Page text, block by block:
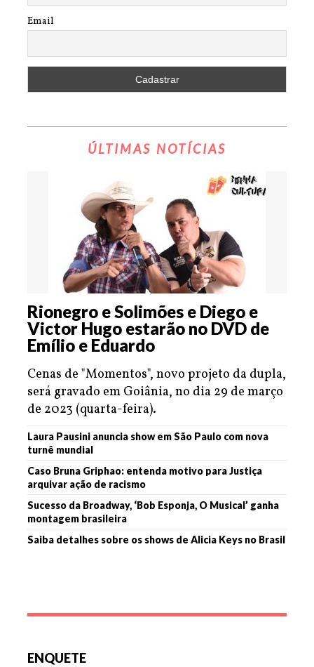
Email
ÚLTIMAS NOTÍCIAS
Rionegro e Solimões e Diego e
Victor Hugo estarão no DVD de
Emílio e Eduardo
Cenas de "Momentos", novo projeto da dupla,
será gravado em Goiânia, no dia 29 de março
de 2023 (quarta-feira).
Laura Pausini anuncia show em São Paulo com nova
turnê mundial
Caso Bruna Griphao: entenda motivo para Justiça
arquivar ação de racismo
Sucesso da Broadway, ‘Bob Esponja, O Musical’ ganha
montagem brasileira
Saiba detalhes sobre os shows de Alicia Keys no Brasil
ENQUETE